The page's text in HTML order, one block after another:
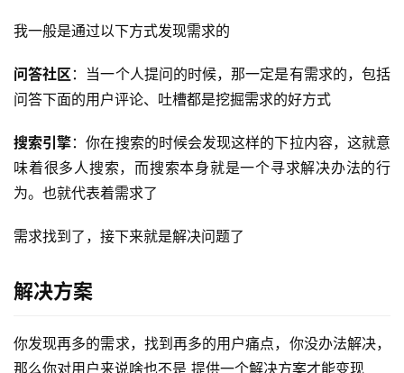
我一般是通过以下方式发现需求的
问答社区 ：当一个人提问的时候，那一定是有需求的，包括
问答下面的用户评论、吐槽都是挖掘需求的好方式
搜索引擎：你在搜索的时候会发现这样的下拉内容，这就意
味着很多人搜索，而搜索本身就是一个寻求解决办法的行
为。也就代表着需求了
需求找到了，接下来就是解决问题了
解决方案
你发现再多的需求，找到再多的用户痛点，你没办法解决，
那么你对用户来说啥也不是 提供一个解决方案才能变现